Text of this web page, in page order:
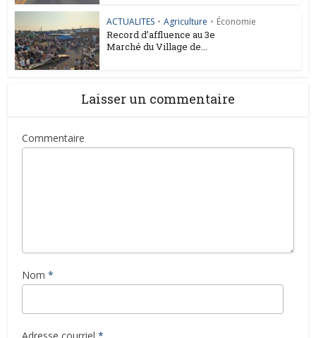
ACTUALITES • Agriculture • Économie
Record d’affluence au 3e
Marché du Village de...
Laisser un commentaire
Commentaire
Nom *